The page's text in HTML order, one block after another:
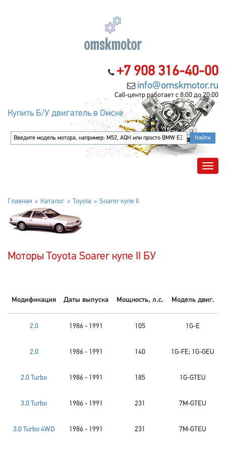
+7 908 316-40-00
info@omskmotor.ru
Call-центр работает с 8:00 до 20:00
Купить Б/У двигатель в Омске
Главная Каталог Toyota Soarer купе II
Моторы Toyota Soarer купе II БУ
Модификация Даты выпуска Мощность, л.с. Модель двиг.
2.0 1986 - 1991 105 1G-E
2.0 1986 - 1991 140 1G-FE; 1G-GEU
2.0 Turbo 1986 - 1991 185 1G-GTEU
3.0 Turbo 1986 - 1991 231 7M-GTEU
3.0 Turbo 4WD 1986 - 1991 231 7M-GTEU